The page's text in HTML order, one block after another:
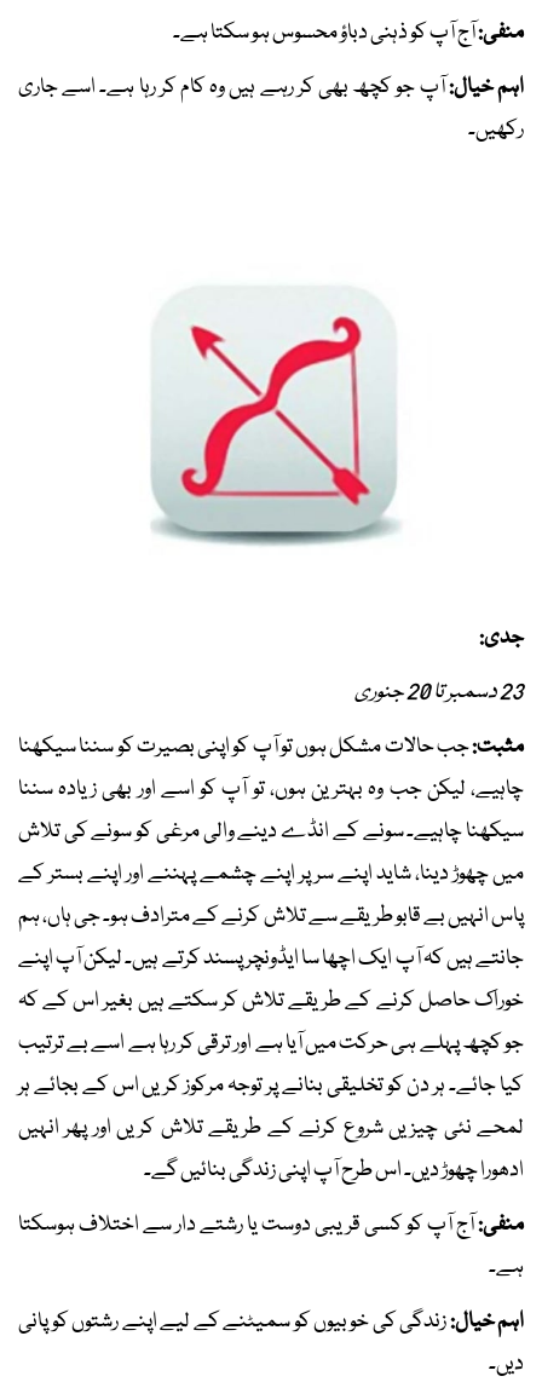
منفی:آج آپ کو ذہنی دباؤ محسوس ہو سکتا ہے۔
اہم خیال:آپ جو کچھ بھی کر رہے ہیں وہ کام کر رہا ہے۔ اسے جاری
رکھیں۔
جدی:
23 دسمبر تا 20 جنوری
مثبت:جب حالات مشکل ہوں تو آپ کو اپنی بصیرت کو سننا سیکھنا
چاہیے، لیکن جب وہ بہترین ہوں، تو آپ کو اسے اور بھی زیادہ سننا
سیکھنا چاہیے۔ سونے کے انڈے دینے والی مرغی کو سونے کی تلاش
میں چھوڑ دینا، شاید اپنے سر پر اپنے چشمے پہننے اور اپنے بستر کے
پاس انہیں بے قابو طریقے سے تلاش کرنے کے مترادف ہو۔ جی ہاں، ہم
جانتے ہیں کہ آپ ایک اچھا سا ایڈونچر پسند کرتے ہیں۔ لیکن آپ اپنے
خوراک حاصل کرنے کے طریقے تلاش کر سکتے ہیں بغیر اس کے کہ
جو کچھ پہلے ہی حرکت میں آیا ہے اور ترقی کر رہا ہے اسے بے ترتیب
کیا جائے۔ ہر دن کو تخلیقی بنانے پر توجہ مرکوز کریں اس کے بجائے ہر
لمحے نئی چیزیں شروع کرنے کے طریقے تلاش کریں اور پھر انہیں
ادھورا چھوڑ دیں۔ اس طرح آپ اپنی زندگی بنائیں گے۔
منفی:آج آپ کو کسی قریبی دوست یا رشتے دار سے اختلاف ہوسکتا
ہے۔
اہم خیال:زندگی کی خوبیوں کو سمیٹنے کے لیے اپنے رشتوں کو پانی
دیں۔